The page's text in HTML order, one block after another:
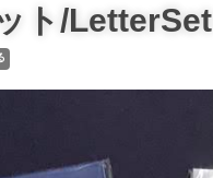
ト/LetterSet